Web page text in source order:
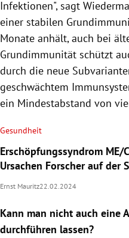
Infektionen", sagt
einer stabilen
Monate anhält, auch bei
Grundimmunität schützt
durch die neue
geschwächtem
ein Mindestabstand von
Gesundheit
Erschöpfungssyndrom ME/
Ursachen Forscher auf der
Ernst Mauritz22.02.2024
Kann man nicht auch eine
durchführen lassen?